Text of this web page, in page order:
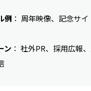
例 ： 周年映像、記念サ
ン ： 社外PR、採用広報